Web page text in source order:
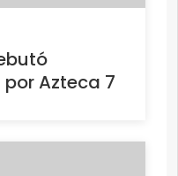
Azteca 7